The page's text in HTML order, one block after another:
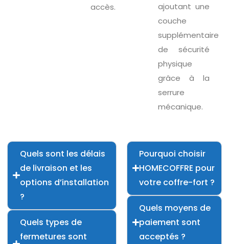
accès.
ajoutant une
couche
supplémentaire
de sécurité
physique
grâce à la
serrure
mécanique.
Quels sont les délais
de livraison et les
options d’installation
?
Quels types de
fermetures sont
Pourquoi choisir
HOMECOFFRE pour
votre coffre-fort ?
Quels moyens de
paiement sont
acceptés ?